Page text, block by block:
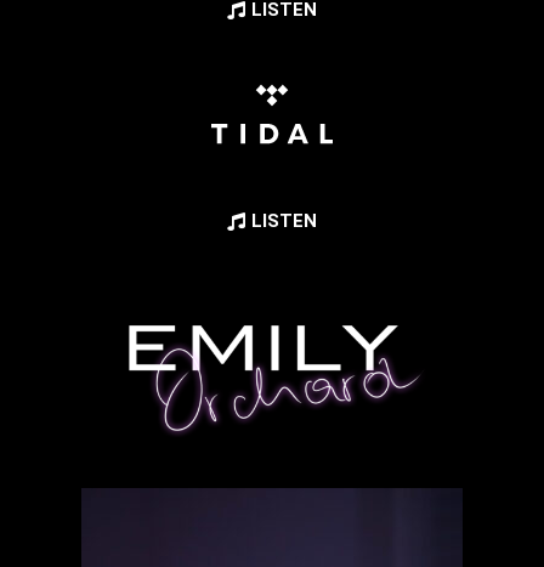
LISTEN
LISTEN